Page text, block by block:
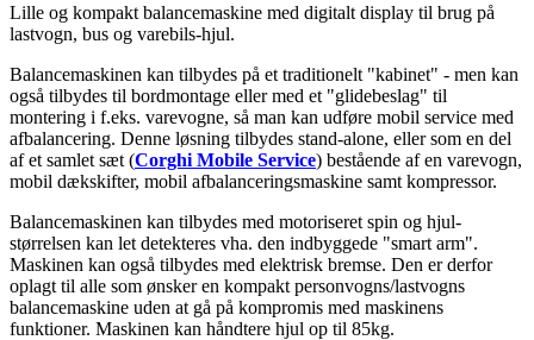
Lille og kompakt balancemaskine med digitalt display til brug på
lastvogn, bus og varebils-hjul.
Balancemaskinen kan tilbydes på et traditionelt "kabinet" - men kan
også tilbydes til bordmontage eller med et "glidebeslag" til
montering i f.eks. varevogne, så man kan udføre mobil service med
afbalancering. Denne løsning tilbydes stand-alone, eller som en del
af et samlet sæt (Corghi Mobile Service) bestående af en varevogn,
mobil dækskifter, mobil afbalanceringsmaskine samt kompressor.
Balancemaskinen kan tilbydes med motoriseret spin og hjul-
størrelsen kan let detekteres vha. den indbyggede "smart arm".
Maskinen kan også tilbydes med elektrisk bremse. Den er derfor
oplagt til alle som ønsker en kompakt personvogns/lastvogns
balancemaskine uden at gå på kompromis med maskinens
funktioner. Maskinen kan håndtere hjul op til 85kg.